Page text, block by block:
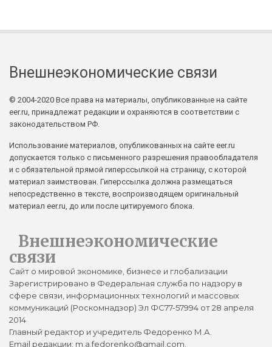
Внешнеэкономические связи
© 2004-2020 Все права на материалы, опубликованные на сайте
eer.ru, принадлежат редакции и охраняются в соответствии с
законодательством РФ.
Использование материалов, опубликованных на сайте eer.ru
допускается только с письменного разрешения правообладателя
и с обязательной прямой гиперссылкой на страницу, с которой
материал заимствован. Гиперссылка должна размещаться
непосредственно в тексте, воспроизводящем оригинальный
материал eer.ru, до или после цитируемого блока.
Внешнеэкономические
связи
Сайт о мировой экономике, бизнесе и глобализации
Зарегистрировано в Федеральная служба по надзору в
сфере связи, информационных технологий и массовых
коммуникаций (Роскомнадзор) Эл ФС77-57994 от 28 апреля
2014
Главный редактор и учредитель Федоренко М.А.
Email редакции: m.a.fedorenko@gmail.com.